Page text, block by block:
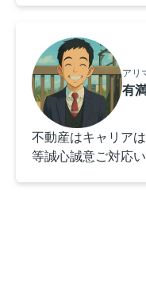
アリ
有
不動産はキャリア
等誠心誠意ご対応い